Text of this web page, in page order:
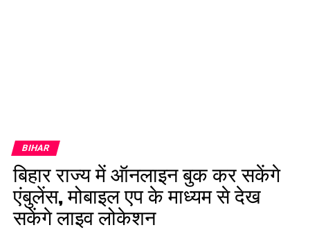
BIHAR
बिहार राज्य में ऑनलाइन बुक कर सकेंगे
एंबुलेंस, मोबाइल एप के माध्यम से देख
सकेंगे लाइव लोकेशन